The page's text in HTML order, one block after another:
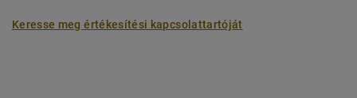
Keresse meg értékesítési kapcsolattartóját